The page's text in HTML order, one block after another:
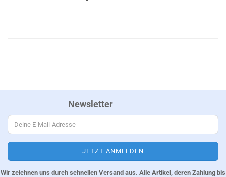
Newsletter
Wir zeichnen uns durch schnellen Versand aus. Alle Artikel, deren Zahlung bis